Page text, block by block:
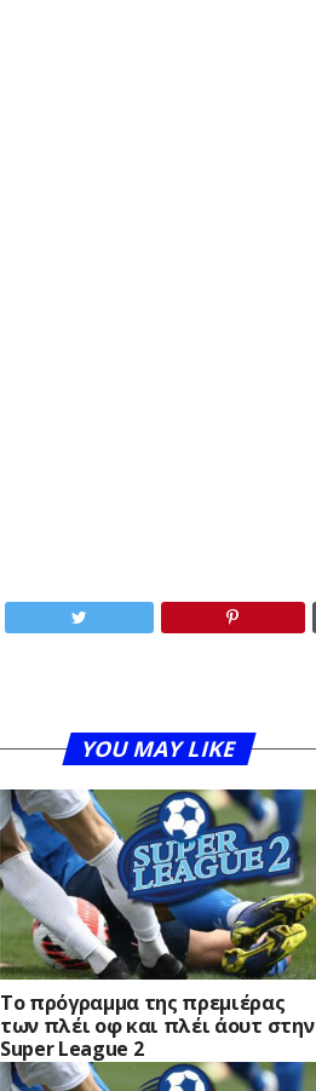
YOU MAY LIKE
Το πρόγραμμα της πρεμιέρας
των πλέι οφ και πλέι άουτ στην
Super League 2